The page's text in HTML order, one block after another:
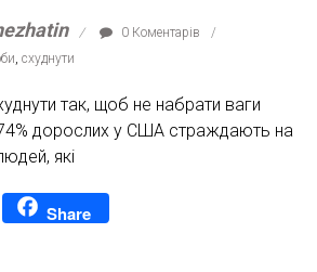
0 Коментарів
, схуднути
так, щоб не набрати ваги
дорослих у США страждають на
які
WhatsAppShare